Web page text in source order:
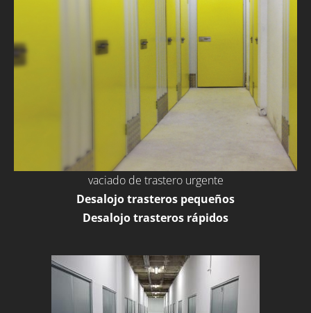
vaciado de trastero urgente
Desalojo trasteros pequeños
Desalojo trasteros rápidos